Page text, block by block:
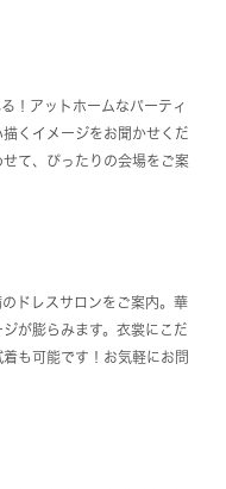
！アットホームなパーティ
くイメージをお聞かせくだ
て、ぴったりの会場をご案
ドレスサロンをご案内。華
が膨らみます。衣裳にこだ
も可能です！お気軽にお問